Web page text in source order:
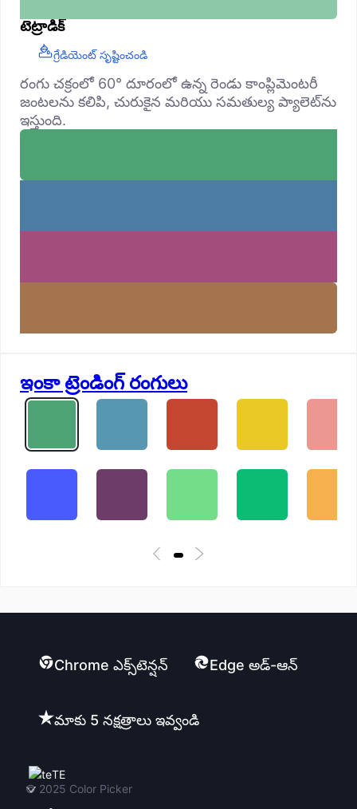
టెట్రాడిక్
గ్రేడియెంట్ సృష్టించండి
రంగు చక్రంలో 60° దూరంలో ఉన్న రెండు కాంప్లిమెంటరీ
జంటలను కలిపి, చురుకైన మరియు సమతుల్య ప్యాలెట్‌ను
ఇస్తుంది.
ఇంకా ట్రెండింగ్ రంగులు
Chrome ఎక్స్‌టెన్షన్ Edge అడ్-ఆన్
మాకు 5 నక్షత్రాలు ఇవ్వండి
TE
© 2025 Color Picker